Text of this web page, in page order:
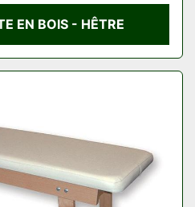
EN BOIS - HÊTRE